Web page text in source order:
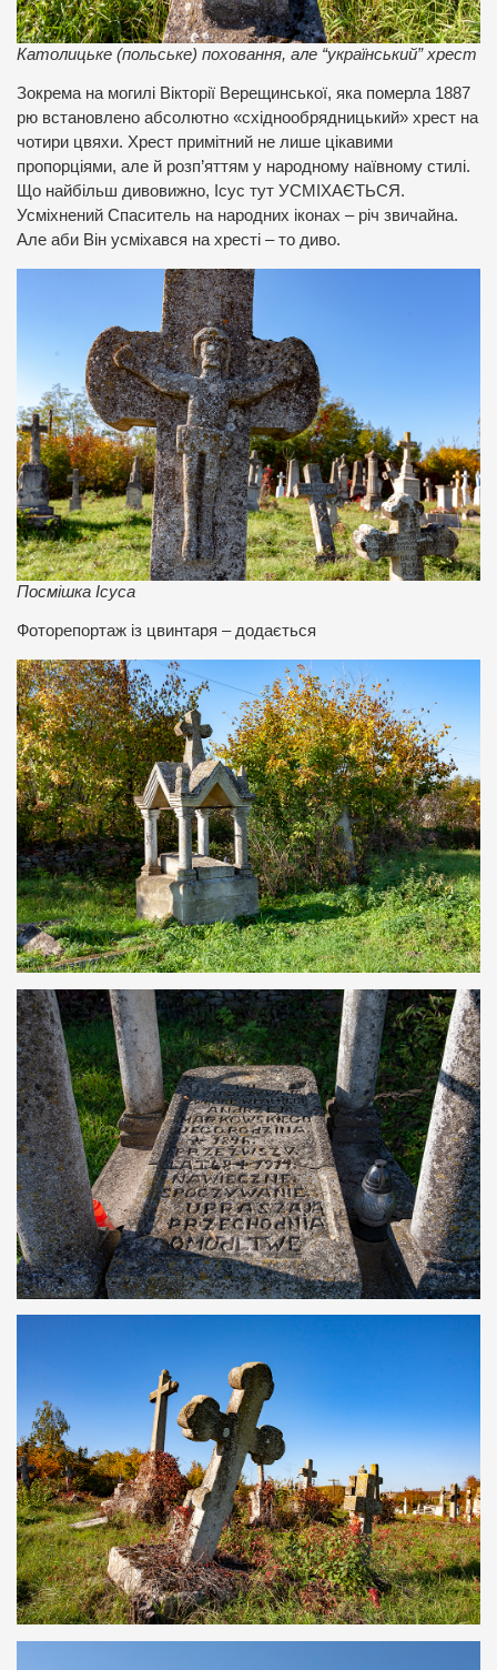
Католицьке (польське) поховання, але “український” хрест
Зокрема на могилі Вікторії Верещинської, яка померла 1887
рю встановлено абсолютно «східнообрядницький» хрест на
чотири цвяхи. Хрест примітний не лише цікавими
пропорціями, але й розп’яттям у народному наївному стилі.
Що найбільш дивовижно, Ісус тут УСМІХАЄТЬСЯ.
Усміхнений Спаситель на народних іконах – річ звичайна.
Але аби Він усміхався на хресті – то диво.
Посмішка Ісуса
Фоторепортаж із цвинтаря – додається